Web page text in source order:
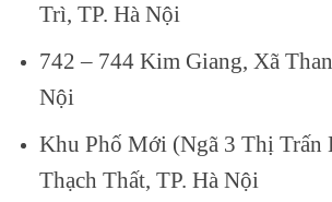
Trì, TP. Hà Nội
742 – 744 Kim Giang, Xã
Nội
Khu Phố Mới (Ngã 3 Thị Trấn
Thạch Thất, TP. Hà Nội